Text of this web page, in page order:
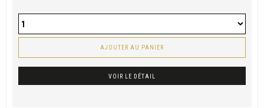
AJOUTER AU PANIER
VOIR LE DÉTAIL